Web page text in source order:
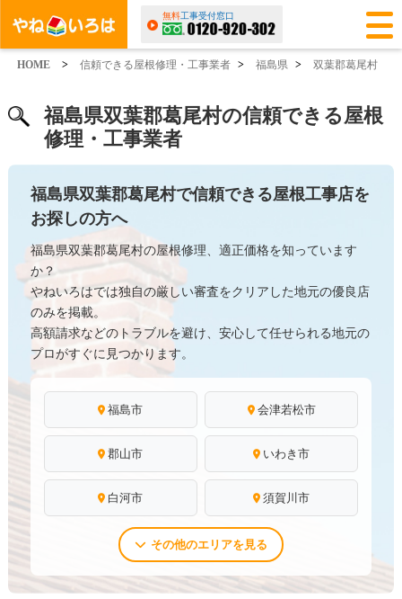
無料工事受付窓口
HOME > 信頼できる屋根修理・工事業者 > 福島県 > 双葉郡葛尾村
福島県双葉郡葛尾村の信頼できる屋根
修理・工事業者
福島県双葉郡葛尾村で信頼できる屋根工事店を
お探しの方へ
福島県双葉郡葛尾村の屋根修理、適正価格を知っています
か？
やねいろはでは独自の厳しい審査をクリアした地元の優良店
のみを掲載。
高額請求などのトラブルを避け、安心して任せられる地元の
プロがすぐに見つかります。
福島市 会津若松市
郡山市 いわき市
白河市 須賀川市
その他のエリアを見る